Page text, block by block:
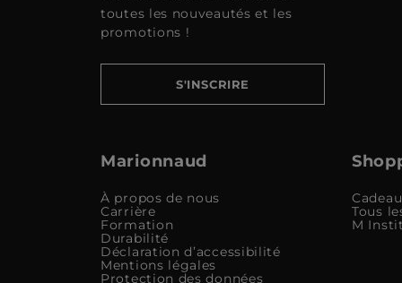
toutes les nouveautés et les
promotions !
S'INSCRIRE
Marionnaud
À propos de nous
Carrière
Formation
Durabilité
Déclaration d’accessibilité
Mentions légales
Protection des données
Tous
M